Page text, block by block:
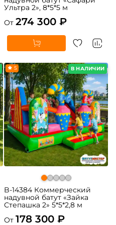
Ультра 2», 8*5*5 м
От 274 300 ₽
В НАЛИЧИИ
5
B-14384 Коммерческий
надувной батут «Зайка
Степашка 2» 5*5*2,8 м
От 178 300 ₽